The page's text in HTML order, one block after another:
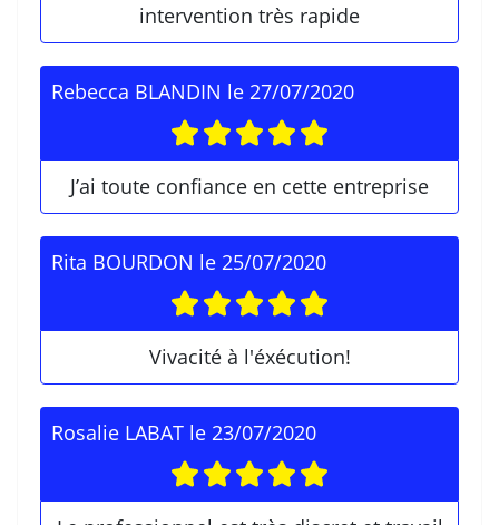
intervention très rapide
Rebecca BLANDIN le 27/07/2020
J’ai toute confiance en cette entreprise
Rita BOURDON le 25/07/2020
Vivacité à l'éxécution!
Rosalie LABAT le 23/07/2020